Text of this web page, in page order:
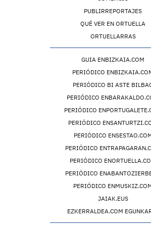
PUBLIRREPORTAJES
QUÉ VER EN ORTUELLA
ORTUELLARRAS
GUIA ENBIZKAIA.COM
PERIÓDICO
PERIÓDICO BI ASTE
PERIÓDICO
PERIÓDICO
PERIÓDICO
PERIÓDICO
PERIÓDICO
PERIÓDICO
PERIÓDICO
PERIÓDICO
JAIAK.EUS
EZKERRALDEA.COM